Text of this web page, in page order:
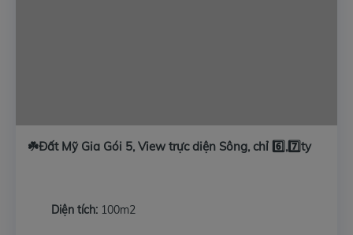
☘️Đất Mỹ Gia Gói 5, View trực diện Sông, chỉ 6️⃣,7️⃣ty
Diện tích: 100m2